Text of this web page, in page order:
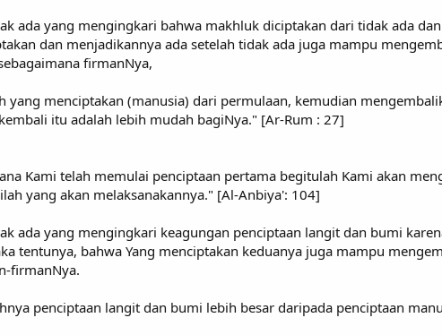
ada yang mengingkari bahwa makhluk diciptakan dari tidak ada
dan menjadikannya ada setelah tidak ada juga mampu
firmanNya,
yang menciptakan (manusia) dari permulaan, kemudian
itu adalah lebih mudah bagiNya." [Ar-Rum : 27]
Kami telah memulai penciptaan pertama begitulah Kami akan
yang akan melaksanakannya." [Al-Anbiya': 104]
ada yang mengingkari keagungan penciptaan langit dan bumi
tentunya, bahwa Yang menciptakan keduanya juga mampu
firmanNya.
penciptaan langit dan bumi lebih besar daripada penciptaan